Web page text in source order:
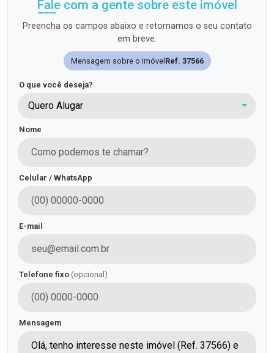
Fale com a gente sobre este imóvel
Preencha os campos abaixo e retornamos o seu contato
em breve.
Mensagem sobre o imóvel Ref. 37566
O que você deseja?
Quero Alugar
Nome
Celular / WhatsApp
E-mail
Telefone fixo (opcional)
Mensagem